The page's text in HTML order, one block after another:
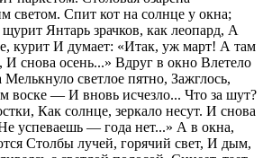
светом. Спит кот на солнце у окна;
Янтарь зрачков, как леопард, А
курит И думает: «Итак, уж март! А там
И снова осень...» Вдруг в окно Влетело
Мелькнуло светлое пятно, Зажглось,
воске — И вновь исчезло... Что за шут?
Как солнце, зеркало несут. И снова
успеваешь — года нет...» А в окна,
Столбы лучей, горячий свет, И дым,